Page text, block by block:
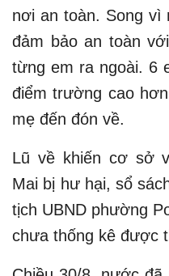
nơi an toàn. Song vì
đảm bảo an toàn
từng em ra ngoài. 6
điểm trường cao
mẹ đến đón về.
Lũ về khiến cơ sở
Mai bị hư hại, sổ
tịch UBND phường
chưa thống kê được